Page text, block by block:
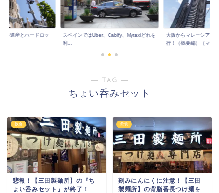
界遺産とハードロッ
スペインではUber、Cabify、Mytaxiどれを
利...
大阪からマレーシア！
行！（概要編）（マレ...
― TAG ―
ちょい呑みセット
飲食
悲報！【三田製麺所】の『ち
ょい呑みセット』が終了！
飲食
刻みにんにくに注意！【三田
製麺所】の背脂番長つけ麺を